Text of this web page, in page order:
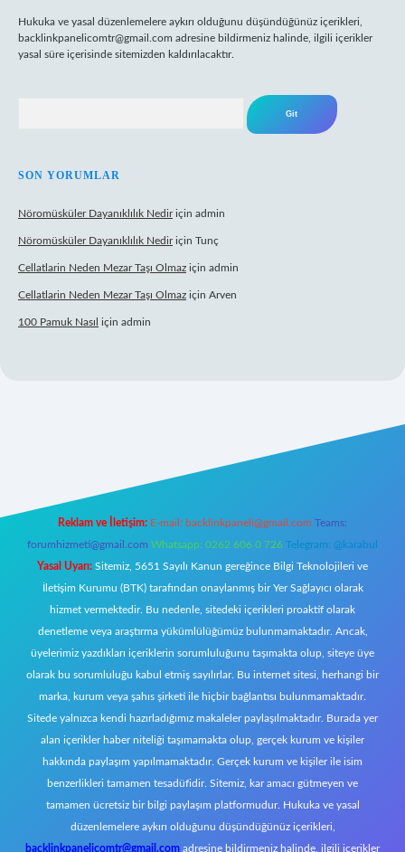
Hukuka ve yasal düzenlemelere aykırı olduğunu düşündüğünüz içerikleri,
backlinkpanelicomtr@gmail.com adresine bildirmeniz halinde, ilgili içerikler
yasal süre içerisinde sitemizden kaldırılacaktır.
SON YORUMLAR
Nöromüsküler Dayanıklılık Nediriçin admin
Nöromüsküler Dayanıklılık Nediriçin Tunç
Cellatlarin Neden Mezar Taşı Olmaz için admin
Cellatlarin Neden Mezar Taşı Olmaz için Arven
100 Pamuk Nasıl için admin
Reklam ve İletişim: E-mail: backlinkpaneli@gmail.com Teams:
forumhizmeti@gmail.com Whatsapp: 0262 606 0 726 Telegram: @karabul
Yasal Uyarı: Sitemiz, 5651 Sayılı Kanun gereğince Bilgi Teknolojileri ve
İletişim Kurumu (BTK) tarafından onaylanmış bir Yer Sağlayıcı olarak
hizmet vermektedir. Bu nedenle, sitedeki içerikleri proaktif olarak
denetleme veya araştırma yükümlülüğümüz bulunmamaktadır. Ancak,
üyelerimiz yazdıkları içeriklerin sorumluluğunu taşımakta olup, siteye üye
olarak bu sorumluluğu kabul etmiş sayılırlar. Bu internet sitesi, herhangi bir
marka, kurum veya şahıs şirketi ile hiçbir bağlantısı bulunmamaktadır.
Sitede yalnızca kendi hazırladığımız makaleler paylaşılmaktadır. Burada yer
alan içerikler haber niteliği taşımamakta olup, gerçek kurum ve kişiler
hakkında paylaşım yapılmamaktadır. Gerçek kurum ve kişiler ile isim
benzerlikleri tamamen tesadüfidir. Sitemiz, kar amacı gütmeyen ve
tamamen ücretsiz bir bilgi paylaşım platformudur. Hukuka ve yasal
düzenlemelere aykırı olduğunu düşündüğünüz içerikleri,
backlinkpanelicomtr@gmail.com adresine bildirmeniz halinde, ilgili içerikler